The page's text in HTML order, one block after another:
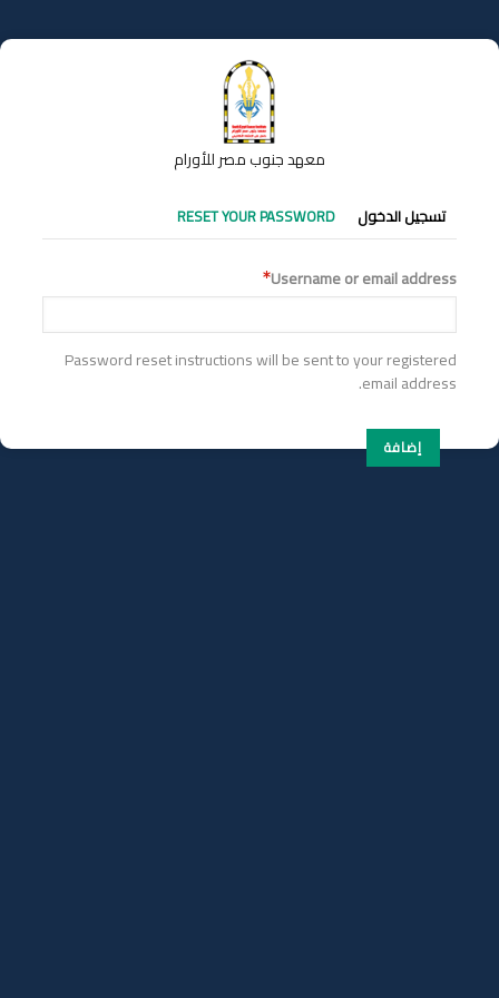
إلى
المحتوى
معهد جنوب مصر للأورام
التبويبات
الأساسية
تسجيل الدخول RESET YOUR PASSWORD
Username or email address
Password reset instructions will be sent to your registered
email address.